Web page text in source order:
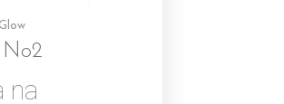
No2
na